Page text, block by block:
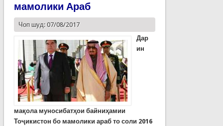
мамолики Араб
Чоп шуд: 07/08/2017
Дар
ин
мақола муносибатҳои байниҳамии
Тоҷикистон бо мамолики араб то соли 2016